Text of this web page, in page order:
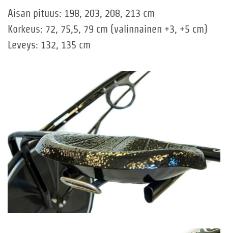
Aisan pituus: 198, 203, 208, 213 cm
Korkeus: 72, 75,5, 79 cm (valinnainen +3, +5 cm)
Leveys: 132, 135 cm